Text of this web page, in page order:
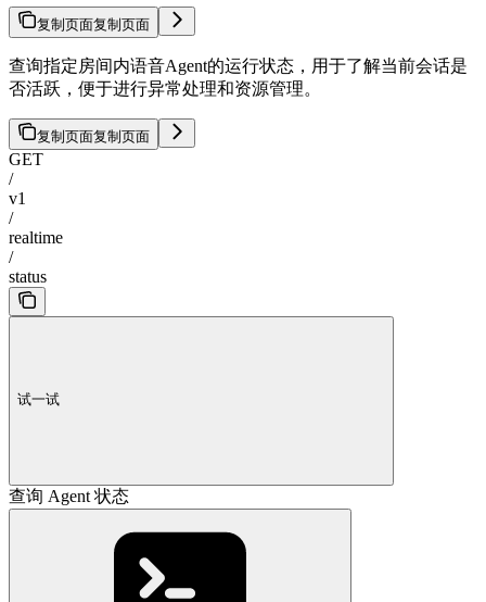
复制页面复制页面
查询指定房间内语音Agent的运行状态，用于了解当前会话是
否活跃，便于进行异常处理和资源管理。
复制页面复制页面
GET
/
v1
/
realtime
/
status
试一试
查询 Agent 状态